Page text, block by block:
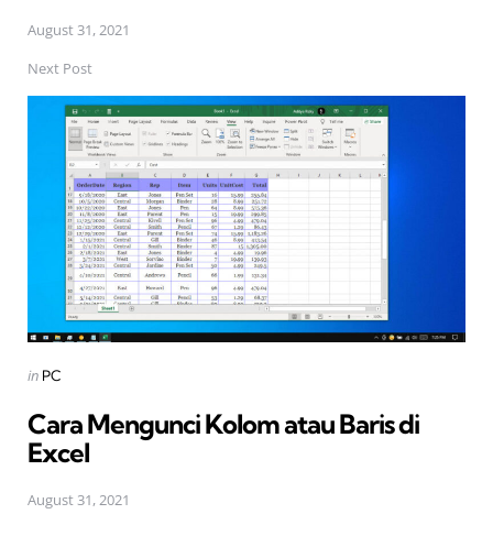
August 31, 2021
Next Post
Posted
in PC
Cara Mengunci Kolom atau Baris di
Excel
August 31, 2021